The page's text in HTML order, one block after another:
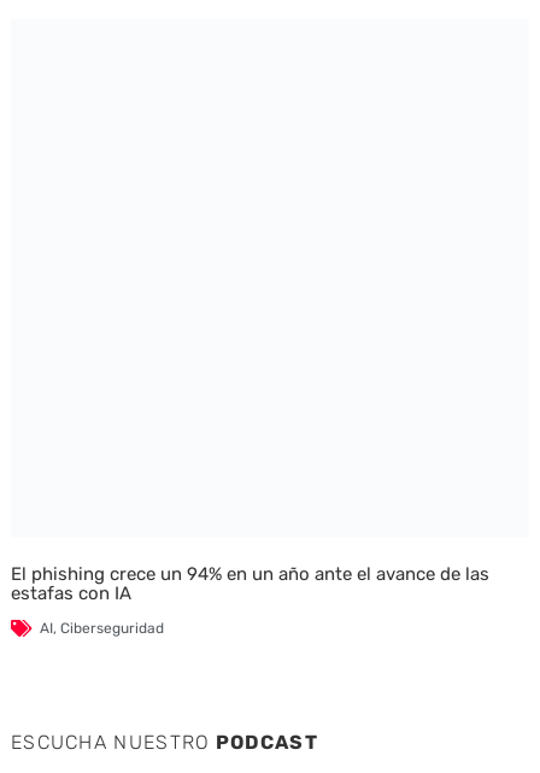
El phishing crece un 94% en un año ante el avance de las
estafas con IA
AI, Ciberseguridad
ESCUCHA NUESTRO PODCAST